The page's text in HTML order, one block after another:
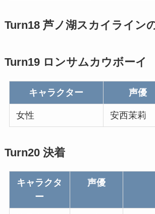
Turn18 芦ノ湖スカイライン
Turn19 ロンサムカウボーイ
キャラクター 声優
女性 安西茉莉
Turn20 決着
キャラクタ
ー
声優